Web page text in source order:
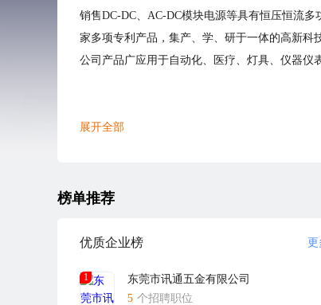
销售DC-DC、AC-DC模块电源等具有恒压恒流多
家多项专利产品，集产、学、研于一体的高新科
公司产品广应用于自动化、医疗、灯具、仪器仪
展开全部
榜单推荐
优质企业榜 更
1
东莞市讯通五金有限公司
5 个招聘职位